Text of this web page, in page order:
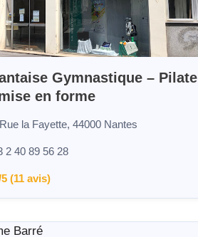
Gymnastique – Pilate
en forme
la Fayette, 44000 Nantes
2 40 89 56 28
(11 avis)